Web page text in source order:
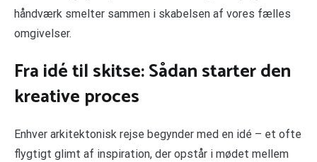
håndværk smelter sammen i skabelsen af vores fælles
omgivelser.
Fra idé til skitse: Sådan starter den
kreative proces
Enhver arkitektonisk rejse begynder med en idé – et ofte
flygtigt glimt af inspiration, der opstår i mødet mellem